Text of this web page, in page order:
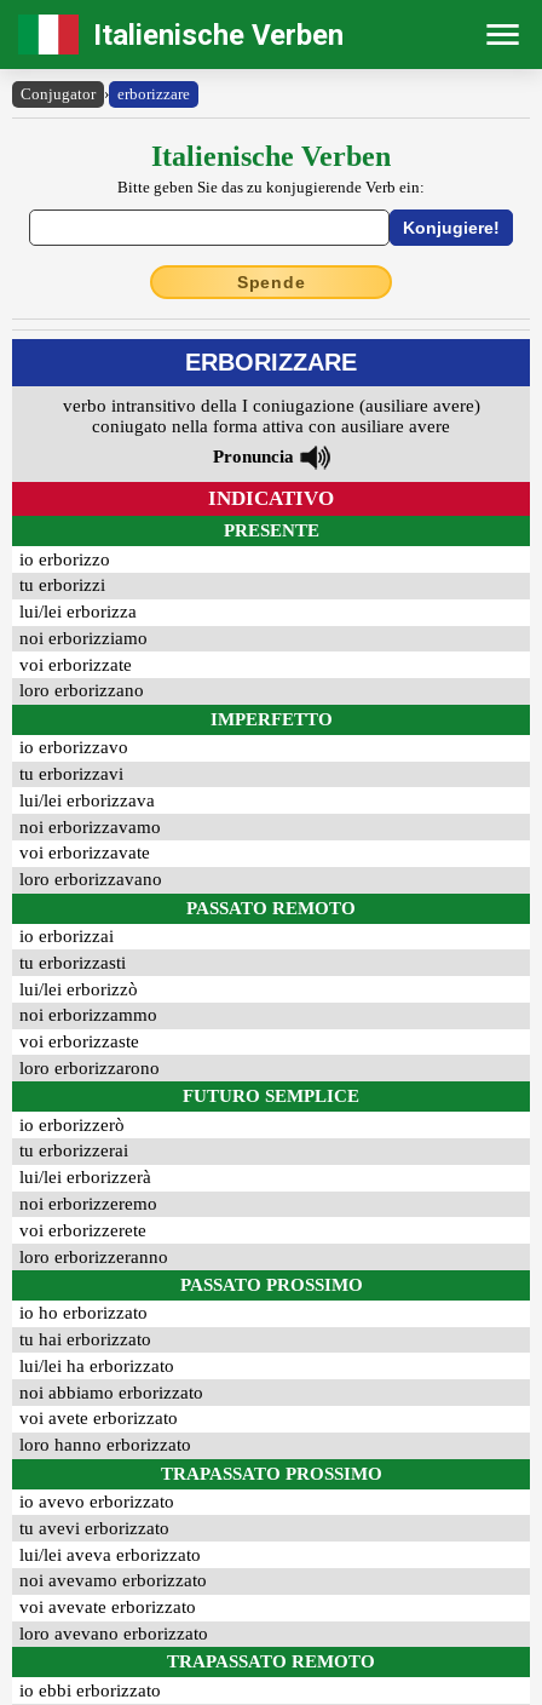
Italienische Verben
Conjugator › erborizzare
Italienische Verben
Bitte geben Sie das zu konjugierende Verb ein:
Spende
ERBORIZZARE
verbo intransitivo della I coniugazione (ausiliare avere)
coniugato nella forma attiva con ausiliare avere
Pronuncia
INDICATIVO
PRESENTE
io erborizzo
tu erborizzi
lui/lei erborizza
noi erborizziamo
voi erborizzate
loro erborizzano
IMPERFETTO
io erborizzavo
tu erborizzavi
lui/lei erborizzava
noi erborizzavamo
voi erborizzavate
loro erborizzavano
PASSATO REMOTO
io erborizzai
tu erborizzasti
lui/lei erborizzò
noi erborizzammo
voi erborizzaste
loro erborizzarono
FUTURO SEMPLICE
io erborizzerò
tu erborizzerai
lui/lei erborizzerà
noi erborizzeremo
voi erborizzerete
loro erborizzeranno
PASSATO PROSSIMO
io ho erborizzato
tu hai erborizzato
lui/lei ha erborizzato
noi abbiamo erborizzato
voi avete erborizzato
loro hanno erborizzato
TRAPASSATO PROSSIMO
io avevo erborizzato
tu avevi erborizzato
lui/lei aveva erborizzato
noi avevamo erborizzato
voi avevate erborizzato
loro avevano erborizzato
TRAPASSATO REMOTO
io ebbi erborizzato